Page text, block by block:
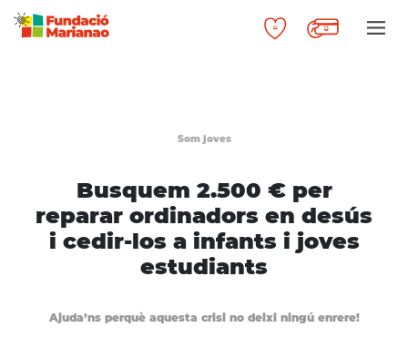
Som joves
Busquem 2.500 € per
reparar ordinadors en desús
i cedir-los a infants i joves
estudiants
Ajuda’ns perquè aquesta crisi no deixi ningú enrere!